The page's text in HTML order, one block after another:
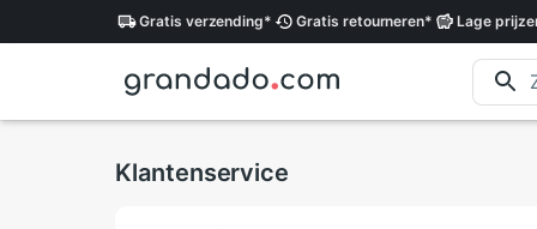
Gratis verzending* Gratis retourneren* Lage
Klantenservice